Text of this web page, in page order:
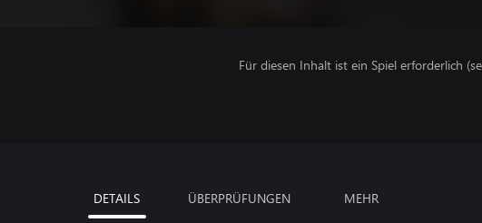
Für diesen Inhalt ist ein Spiel erforderlich
DETAILS ÜBERPRÜFUNGEN MEHR